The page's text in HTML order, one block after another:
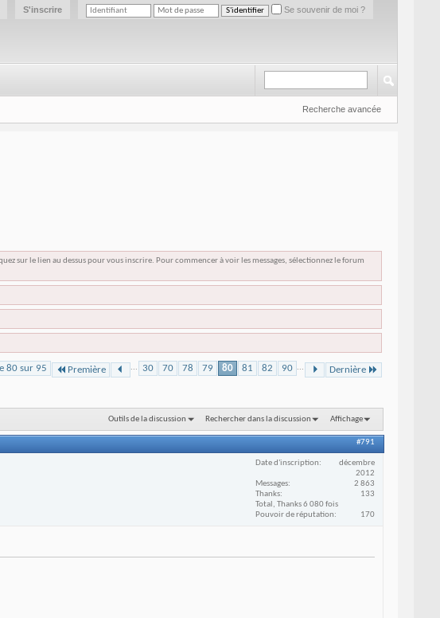
Se souvenir de moi ?
S'inscrire
Recherche avancée
sur le lien au dessus pour vous inscrire. Pour commencer à voir les messages, sélectionnez le forum
80 sur 95 Première ... 30 70 78 79 80 81 82 90 ... Dernière
Outils de la discussion Rechercher dans la discussion Affichage
#791
Date d'inscription
décembre
2012
Messages
2 863
Thanks
133
Total, Thanks 6 080 fois
Pouvoir de réputation
170